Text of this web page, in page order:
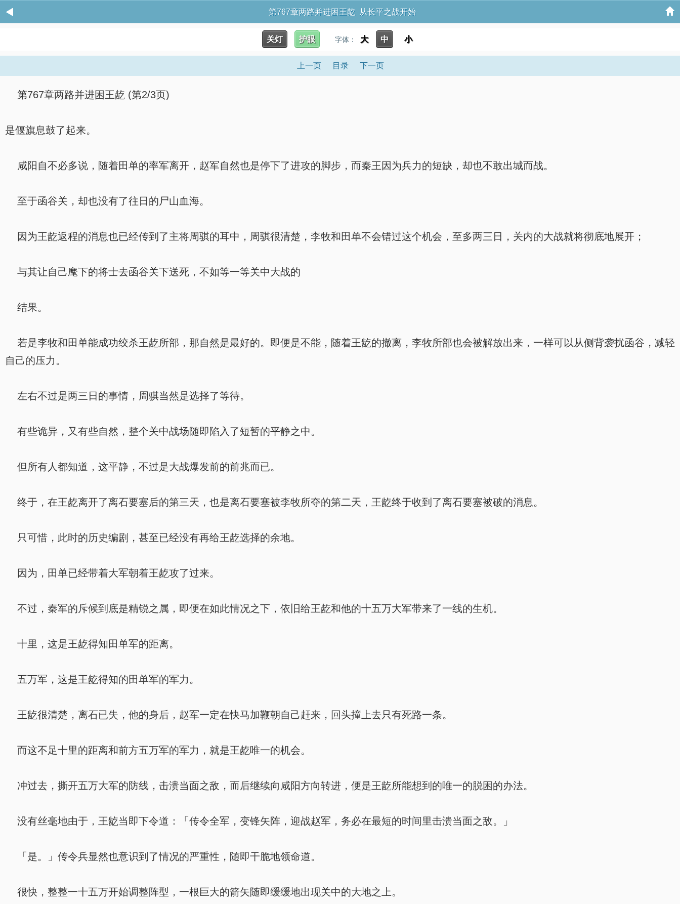
第767章两路并进困王龁 从长平之战开始
关灯 护眼 字体： 大 中 小
上一页 目录 下一页
第767章两路并进困王龁 (第2/3页)
是偃旗息鼓了起来。
咸阳自不必多说，随着田单的率军离开，赵军自然也是停下了进攻的脚步，而秦王因为兵力的短缺，却也不敢出城而战。
至于函谷关，却也没有了往日的尸山血海。
因为王龁返程的消息也已经传到了主将周骐的耳中，周骐很清楚，李牧和田单不会错过这个机会，至多两三日，关内的大战就将彻底地展开；
与其让自己麾下的将士去函谷关下送死，不如等一等关中大战的
结果。
若是李牧和田单能成功绞杀王龁所部，那自然是最好的。即便是不能，随着王龁的撤离，李牧所部也会被解放出来，一样可以从侧背袭扰函谷，减轻
自己的压力。
左右不过是两三日的事情，周骐当然是选择了等待。
有些诡异，又有些自然，整个关中战场随即陷入了短暂的平静之中。
但所有人都知道，这平静，不过是大战爆发前的前兆而已。
终于，在王龁离开了离石要塞后的第三天，也是离石要塞被李牧所夺的第二天，王龁终于收到了离石要塞被破的消息。
只可惜，此时的历史编剧，甚至已经没有再给王龁选择的余地。
因为，田单已经带着大军朝着王龁攻了过来。
不过，秦军的斥候到底是精锐之属，即便在如此情况之下，依旧给王龁和他的十五万大军带来了一线的生机。
十里，这是王龁得知田单军的距离。
五万军，这是王龁得知的田单军的军力。
王龁很清楚，离石已失，他的身后，赵军一定在快马加鞭朝自己赶来，回头撞上去只有死路一条。
而这不足十里的距离和前方五万军的军力，就是王龁唯一的机会。
冲过去，撕开五万大军的防线，击溃当面之敌，而后继续向咸阳方向转进，便是王龁所能想到的唯一的脱困的办法。
没有丝毫地由于，王龁当即下令道：「传令全军，变锋矢阵，迎战赵军，务必在最短的时间里击溃当面之敌。」
「是。」传令兵显然也意识到了情况的严重性，随即干脆地领命道。
很快，整整一十五万开始调整阵型，一根巨大的箭矢随即缓缓地出现关中的大地之上。